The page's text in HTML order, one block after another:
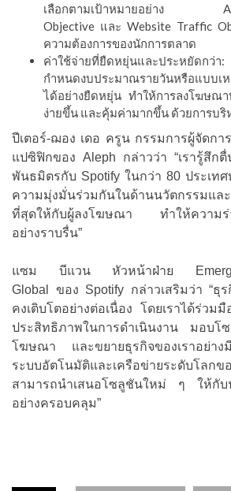
เลือกตามเป้าหมายอย่า
Objective และ Website Traffic
ความต้องการของนักการตลาด
ค่าใช้จ่ายที่ยืดหยุ่นและประหยัดกว่
กำหนดงบประมาณรายวันหรือแบบเ
ได้อย่างยืดหยุ่น ทำให้การลงโฆษณ
ง่ายขึ้น และคุ้มค่ามากขึ้น ด้วยการบริ
ปีเตอร์-ฌอง เดอ ครูน กรรมการผู้จัดกา
แปซิฟิกของ Aleph กล่าวว่า “เรารู้สึกตื่
พันธมิตรกับ Spotify ในกว่า 80 ประเทศ
ความมุ่งมั่นร่วมกันในด้านนวัตกรรมแ
ที่สุดให้กับผู้ลงโฆษณา ทำให้ความร่ว
อย่างราบรื่น”
แซม บีแวน หัวหน้าฝ่าย
Global ของ Spotify กล่าวเสริมว่า “ธุ
คงเติบโตอย่างต่อเนื่อง โดยเราได้ร่วม
ประสิทธิภาพในการดำเนินงาน มอบโ
โฆษณา และขยายธุรกิจของเราอย่า
ระบบอัตโนมัติและเครือข่ายระดับโลก
สามารถนำเสนอโซลูชันใหม่ ๆ ให้กั
อย่างครอบคลุม”